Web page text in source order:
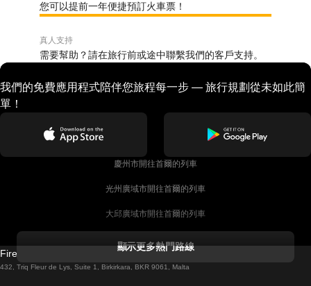
您可以提前一年便捷預訂火車票！
真人支持
需要幫助？請在旅行前或途中聯繫我們的客戶支持。
我們的免費應用程式陪伴您旅程每一步 — 旅行規劃從未如此簡
單！
慶州市開往首爾的列車
光州廣域市開往首爾的列車
大邱廣域市開往首爾的列車
都柏林開往戈尔韦的列車
顯示更多熱門路線
Firebird GT Limited (OC 1451)
432, Triq Fleur de Lys, Suite 1, Birkirkara, BKR 9061, Malta